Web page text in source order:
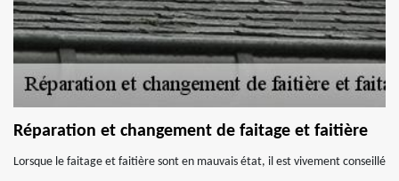
Réparation et changement de faitage et faitière
Lorsque le faitage et faitière sont en mauvais état, il est vivement conseillé